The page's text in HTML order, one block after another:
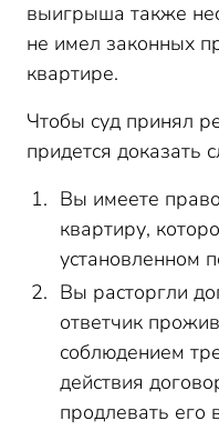
выигрыша также
не имел законных
квартире.
Чтобы суд принял
придется доказать
Вы имеете
квартиру,
установленном
Вы расторгли
ответчик
соблюдением
действия
продлевать